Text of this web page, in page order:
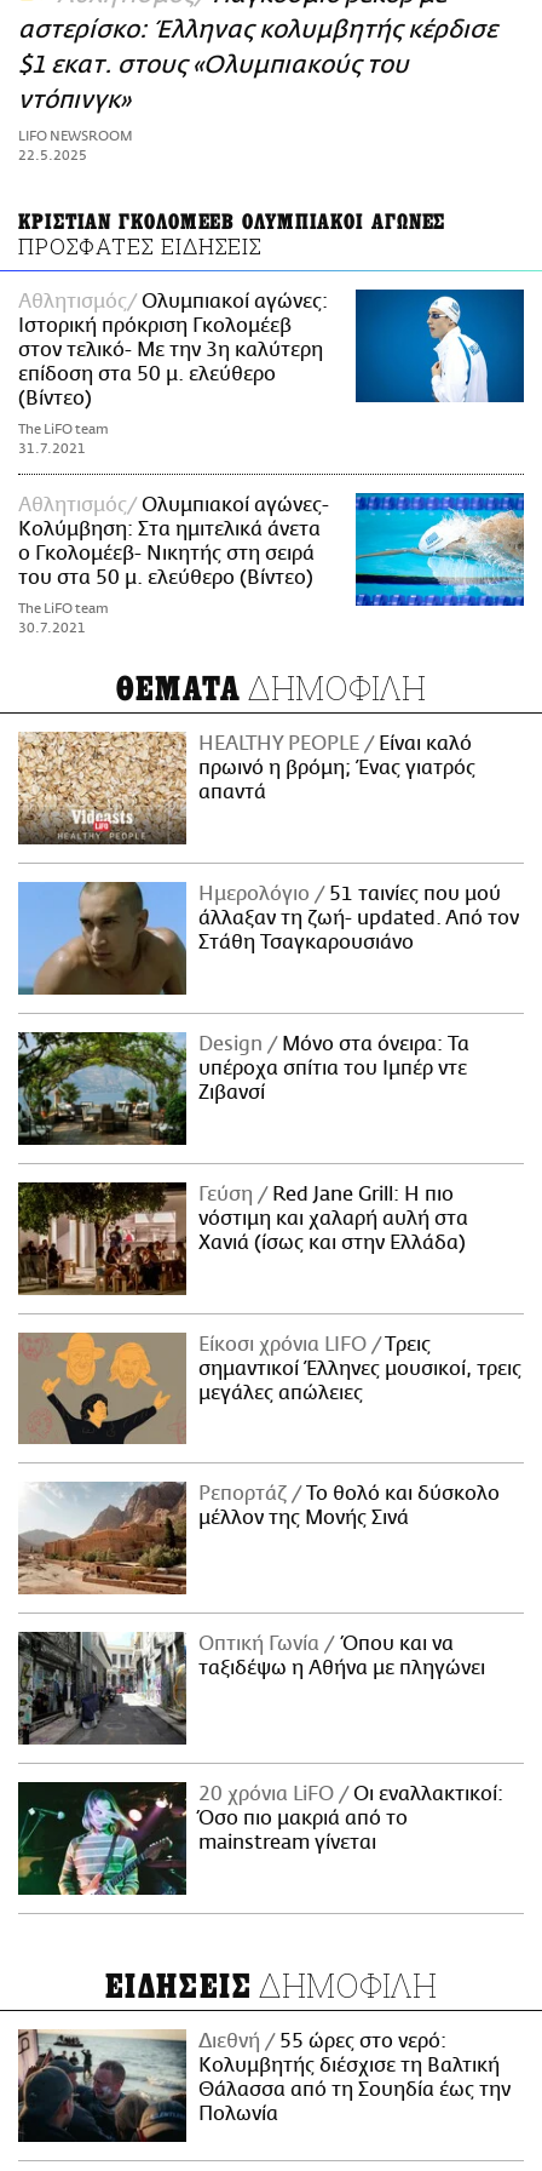
ΑΜΠΑ
PRINT
αστερίσκο: Έλληνας κολυμβητής κέρδισε
$1 εκατ. στους «Ολυμπιακούς του
ντόπινγκ»
LIFO NEWSROOM
22.5.2025
ΚΡΙΣΤΙΑΝ ΓΚΟΛΟΜΕΕΒ ΟΛΥΜΠΙΑΚΟΙ ΑΓΩΝΕΣ
ΠΡΟΣΦΑΤΕΣ ΕΙΔΗΣΕΙΣ
Αθλητισμός
Ολυμπιακοί αγώνες:
Ιστορική πρόκριση Γκολομέεβ
στον τελικό- Με την 3η καλύτερη
επίδοση στα 50 μ. ελεύθερο
(Βίντεο)
The LiFO team
31.7.2021
Αθλητισμός
Ολυμπιακοί αγώνες-
Κολύμβηση: Στα ημιτελικά άνετα
ο Γκολομέεβ- Νικητής στη σειρά
του στα 50 μ. ελεύθερο (Βίντεο)
The LiFO team
30.7.2021
ΘΕΜΑΤΑ ΔΗΜΟΦΙΛΗ
HEALTHY PEOPLE
Είναι καλό
πρωινό η βρόμη; Ένας γιατρός
απαντά
Ημερολόγιο
51 ταινίες που μού
άλλαξαν τη ζωή- updated. Aπό τον
Στάθη Τσαγκαρουσιάνο
Design
Μόνο στα όνειρα: Τα
υπέροχα σπίτια του Ιμπέρ ντε
Ζιβανσί
Γεύση
Red Jane Grill: Η πιο
νόστιμη και χαλαρή αυλή στα
Χανιά (ίσως και στην Ελλάδα)
Είκοσι χρόνια LIFO
Tρεις
σημαντικοί Έλληνες μουσικοί, τρεις
μεγάλες απώλειες
Ρεπορτάζ
Το θολό και δύσκολο
μέλλον της Μονής Σινά
Οπτική Γωνία
Όπου και να
ταξιδέψω η Αθήνα με πληγώνει
20 χρόνια LiFO
Οι εναλλακτικοί:
Όσο πιο μακριά από το
mainstream γίνεται
ΕΙΔΗΣΕΙΣ ΔΗΜΟΦΙΛΗ
Διεθνή
55 ώρες στο νερό:
Κολυμβητής διέσχισε τη Βαλτική
Θάλασσα από τη Σουηδία έως την
Πολωνία